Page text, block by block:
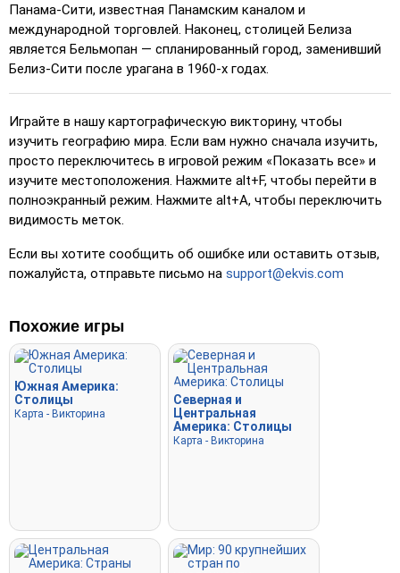
Множественный выбор: Выберите правильный
вариант из четырех, кликнув или нажав клавиши 1–4.
Введите случайный: Введите названия мест в любом
Ввод текста : Введите название выделенного
местоположения.
Летать: Управляйте с помощью стрелок или WASD и
нажмите пробел для ускорения.
Панама-Сити, известная Панамским каналом и
международной торговлей. Наконец, столицей Белиза
является Бельмопан — спланированный город, заменивший
Белиз-Сити после урагана в 1960-х годах.
Играйте в нашу картографическую викторину, чтобы
изучить географию мира. Если вам нужно сначала изучить,
просто переключитесь в игровой режим «Показать все» и
изучите местоположения. Нажмите alt+F, чтобы перейти в
полноэкранный режим. Нажмите alt+A, чтобы переключить
видимость меток.
Если вы хотите сообщить об ошибке или оставить отзыв,
пожалуйста, отправьте письмо на support@ekvis.com
Похожие игры
Южная Америка:
Столицы
Карта - Викторина
Северная и
Центральная
Америка: Столицы
Карта - Викторина